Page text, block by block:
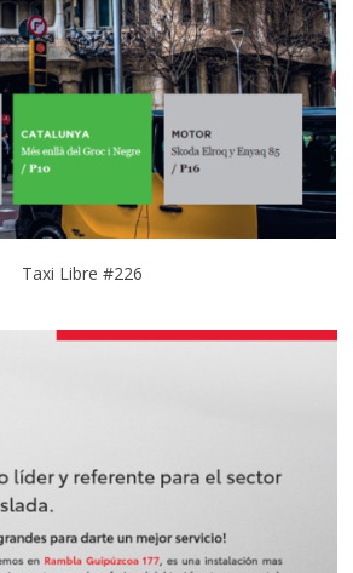
Taxi Libre #226